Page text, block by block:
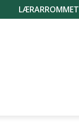
LÆRARROMMET